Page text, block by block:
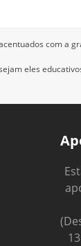
com a
eles